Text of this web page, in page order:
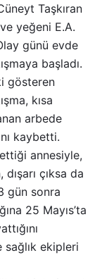
Taşkıran
yeğeni E.A.
günü evde
başladı.
gösteren
kısa
arbede
kaybetti.
annesiyle,
çıksa da
gün sonra
25 Mayıs’ta
ekipleri